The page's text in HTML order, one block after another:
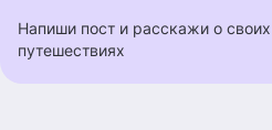
Напиши пост и расскажи о своих
путешествиях